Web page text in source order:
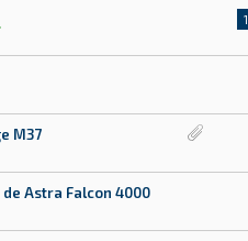
1
M37
de Astra Falcon 4000